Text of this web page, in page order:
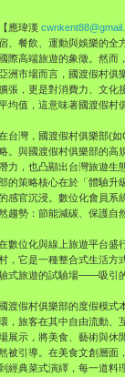
【應瑋漢
、餐飲、運動與娛樂的全
國際高端旅遊的象徵。然而
洲市場而言，國渡假村俱
張，更是對消費力、文化
均值，這意味著國渡假村
台灣，國渡假村俱樂部(
。與國渡假村俱樂部的高
力，也凸顯出台灣旅遊生
的策略核心在於「體驗升
感官沉浸。數位化會員系
趨勢：節能減碳、保護自
數位化與線上旅遊平台盛
，它是一種整合式生活方
式旅遊的試驗場——吸引
國渡假村俱樂部的度假模式
，旅客在其中自由流動、
展示，將美食、藝術與休
被引導。在美食文創層面
經典菜式演繹，每一道料